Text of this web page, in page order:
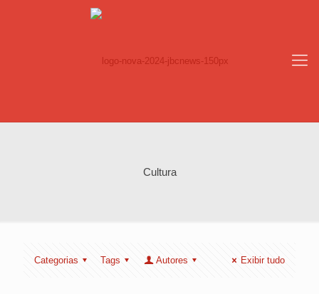
Cultura
Categorias Tags Autores Exibir tudo